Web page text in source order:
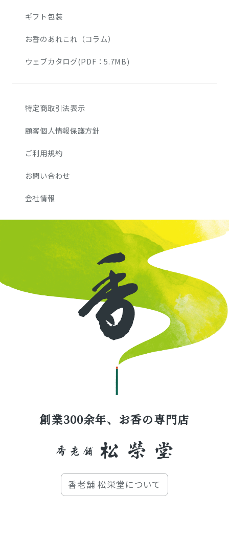
ギフト包装
お香のあれこれ（コラム）
ウェブカタログ(PDF：5.7MB)
特定商取引法表示
顧客個人情報保護方針
ご利用規約
お問い合わせ
会社情報
創業300余年、お香の専門店
香老舗 松栄堂について